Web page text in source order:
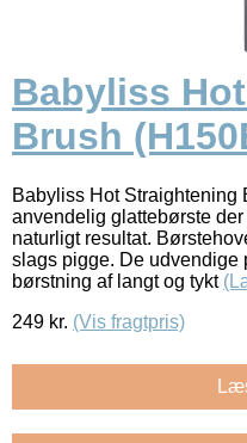
Babyliss
Brush
Babyliss Hot Straightening
anvendelig glattebørste
naturligt resultat.
slags pigge. De
børstning af langt og tykt
249 kr. (Vis fragtpris)